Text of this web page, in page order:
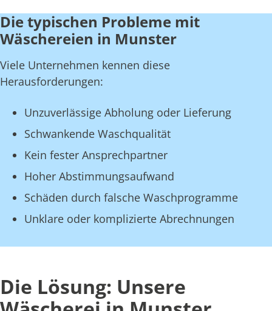
Die typischen Probleme mit
Wäschereien in Munster
Viele Unternehmen kennen diese
Herausforderungen:
Unzuverlässige Abholung oder Lieferung
Schwankende Waschqualität
Kein fester Ansprechpartner
Hoher Abstimmungsaufwand
Schäden durch falsche Waschprogramme
Unklare oder komplizierte Abrechnungen
Die Lösung: Unsere